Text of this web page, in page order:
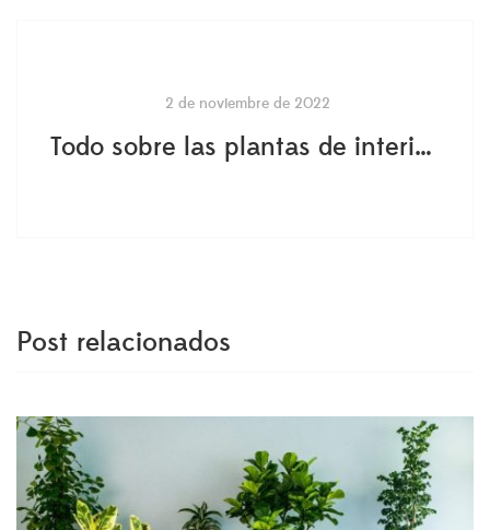
2 de noviembre de 2022
Todo sobre las plantas de interior abigarradas
Post relacionados